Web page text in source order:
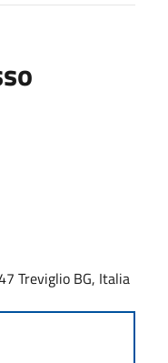
Treviglio BG, Italia